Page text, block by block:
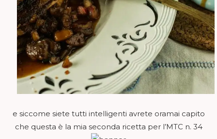
e siccome siete tutti intelligenti avrete oramai capito
che questa è la mia seconda ricetta per l’MTC n. 34